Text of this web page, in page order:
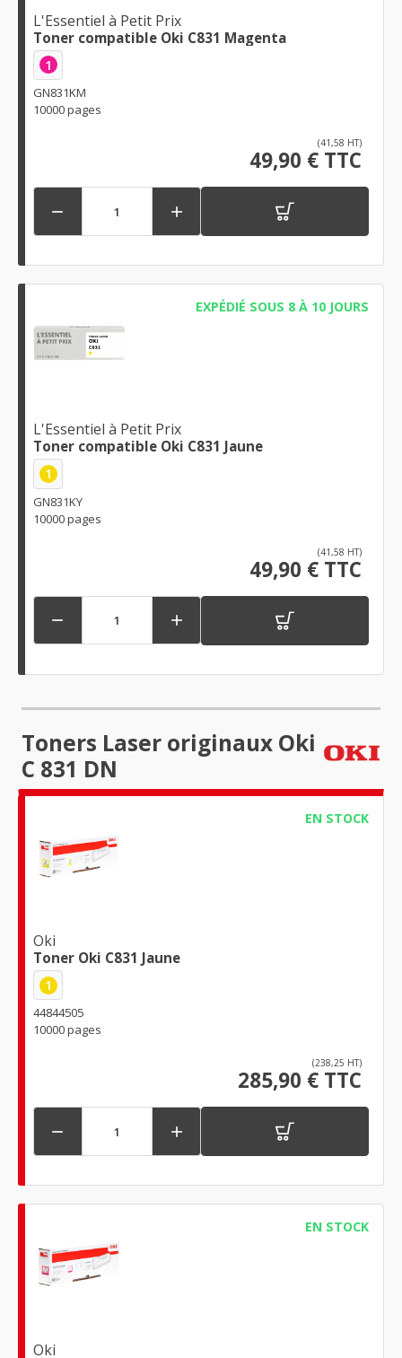
L'Essentiel à Petit Prix
Toner compatible Oki C831 Magenta
1
GN831KM
10000 pages
(41,58 HT)
49,90 € TTC
 
EXPÉDIÉ SOUS 8 À 10 JOURS
L'Essentiel à Petit Prix
Toner compatible Oki C831 Jaune
1
GN831KY
10000 pages
(41,58 HT)
49,90 € TTC
 
Toners Laser originaux Oki
C 831 DN
EN STOCK
Oki
Toner Oki C831 Jaune
1
44844505
10000 pages
(238,25 HT)
285,90 € TTC
 
EN STOCK
Oki